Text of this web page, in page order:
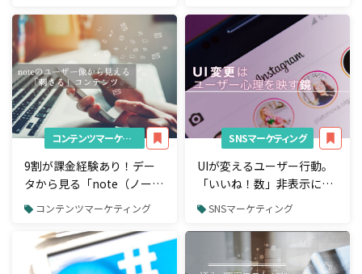
コンテンツマーケティング
9割が課金経験あり！デー
タから見る「note（ノー
ト）」ユーザーの実態
コンテンツマーケティング
SNSマーケティング
UIが変えるユーザー行動。
「いいね！数」非表示によ
ってユーザーの
ム）の使い方はどう変わっ
SNSマーケティング